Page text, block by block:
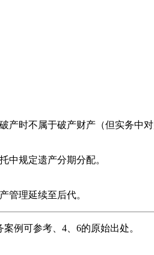
产时不属于破产财产（但实务中
中规定遗产分期分配。
管理延续至后代。
例可参考、4、6的原始出处。